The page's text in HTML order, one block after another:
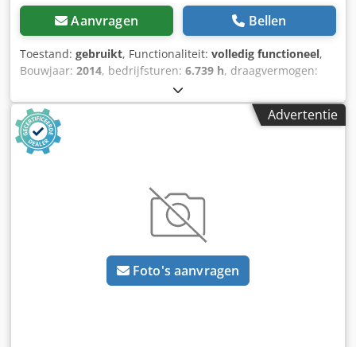
Aanvragen Bellen
Toestand: gebruikt, Functionaliteit: volledig functioneel,
Bouwjaar: 2014, bedrijfsturen: 6.739 h, draagvermogen:
6.455 mm
brandstoftype:diesel, masttype:triplex, bouwhoogte:
2.841 mm
, aandrijftype:
Diesel, Dieselheftruck Lastzwaartepunt: 500 ISO-klasse:
ISO-klasse 3 = 2.500 - 4.999 kg Masttype: Triplex Staat:
staat: goed Voorbanden, type: Superelastisch
Achterbanden, type: Superelastisch Zijschuiver,
Cedpeyihhqefx Apyerf 3e ventiel, achteruitrijlicht,
vooruitrijlicht, halfcabine, binnenspiegel, rondomlicht,
één-pedaalbediening, kunststof zitkussen, klembord,
BlueSpot achter, stofdicht, één-pedaalbediening.
Advertentie
Foto's aanvragen